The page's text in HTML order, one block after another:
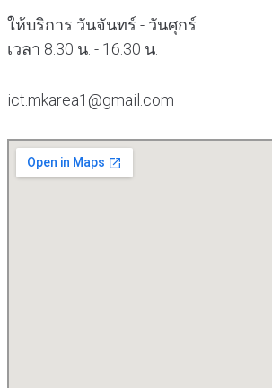
ให้บริการ วันจันทร์ - วันศุกร์
เวลา 8.30 น. - 16.30 น.
ict.mkarea1@gmail.com